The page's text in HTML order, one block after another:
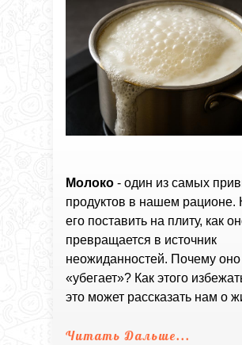
Молоко - один из самых
продуктов в нашем рационе.
его поставить на плиту, как
превращается в источник
неожиданностей. Почему оно
«убегает»? Как этого
это может рассказать нам о
Читать Дальше...